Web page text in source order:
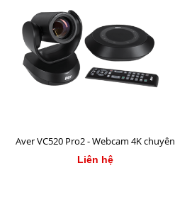
Aver VC520 Pro2 - Webcam 4K chuyên
nghiệp cho hội nghị trực tuyến
Liên hệ